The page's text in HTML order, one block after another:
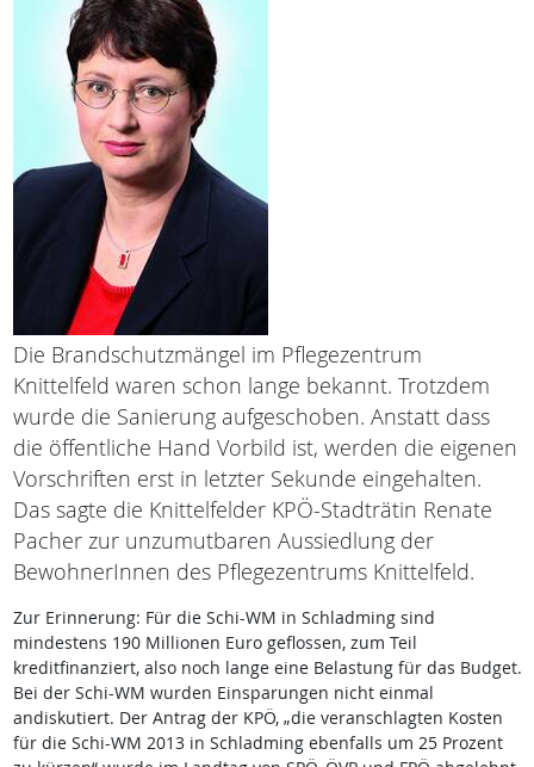
Die Brandschutzmängel im Pflegezentrum
Knittelfeld waren schon lange bekannt. Trotzdem
wurde die Sanierung aufgeschoben. Anstatt dass
die öffentliche Hand Vorbild ist, werden die eigenen
Vorschriften erst in letzter Sekunde eingehalten.
Das sagte die Knittelfelder KPÖ-Stadträtin Renate
Pacher zur unzumutbaren Aussiedlung der
BewohnerInnen des Pflegezentrums Knittelfeld.
Zur Erinnerung: Für die Schi-WM in Schladming sind
mindestens 190 Millionen Euro geflossen, zum Teil
kreditfinanziert, also noch lange eine Belastung für das Budget.
Bei der Schi-WM wurden Einsparungen nicht einmal
andiskutiert. Der Antrag der KPÖ, „die veranschlagten Kosten
für die Schi-WM 2013 in Schladming ebenfalls um 25 Prozent